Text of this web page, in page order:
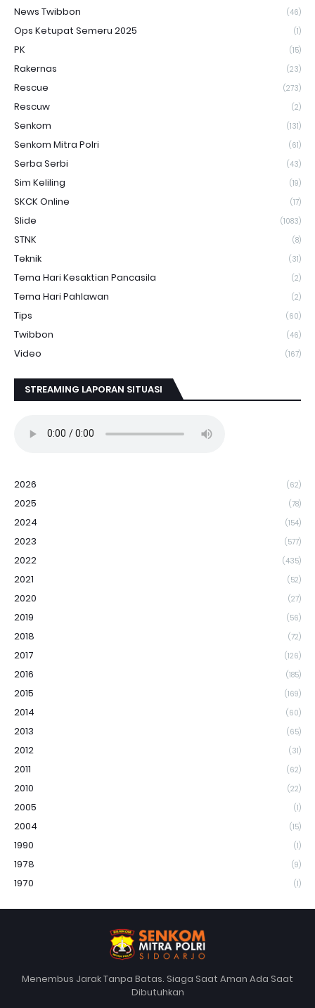
News Twibbon (46)
Ops Ketupat Semeru 2025 (1)
PK (15)
Rakernas (23)
Rescue (273)
Rescuw (2)
Senkom (131)
Senkom Mitra Polri (61)
Serba Serbi (43)
Sim Keliling (19)
SKCK Online (17)
Slide (1083)
STNK (8)
Teknik (31)
Tema Hari Kesaktian Pancasila (2)
Tema Hari Pahlawan (2)
Tips (60)
Twibbon (46)
Video (167)
STREAMING LAPORAN SITUASI
2026 (62)
2025 (78)
2024 (154)
2023 (577)
2022 (435)
2021 (52)
2020 (27)
2019 (56)
2018 (72)
2017 (126)
2016 (185)
2015 (169)
2014 (60)
2013 (65)
2012 (31)
2011 (62)
2010 (22)
2005 (1)
2004 (15)
1990 (1)
1978 (9)
1970 (1)
Menembus Jarak Tanpa Batas. Siaga Saat Aman Ada Saat
Dibutuhkan